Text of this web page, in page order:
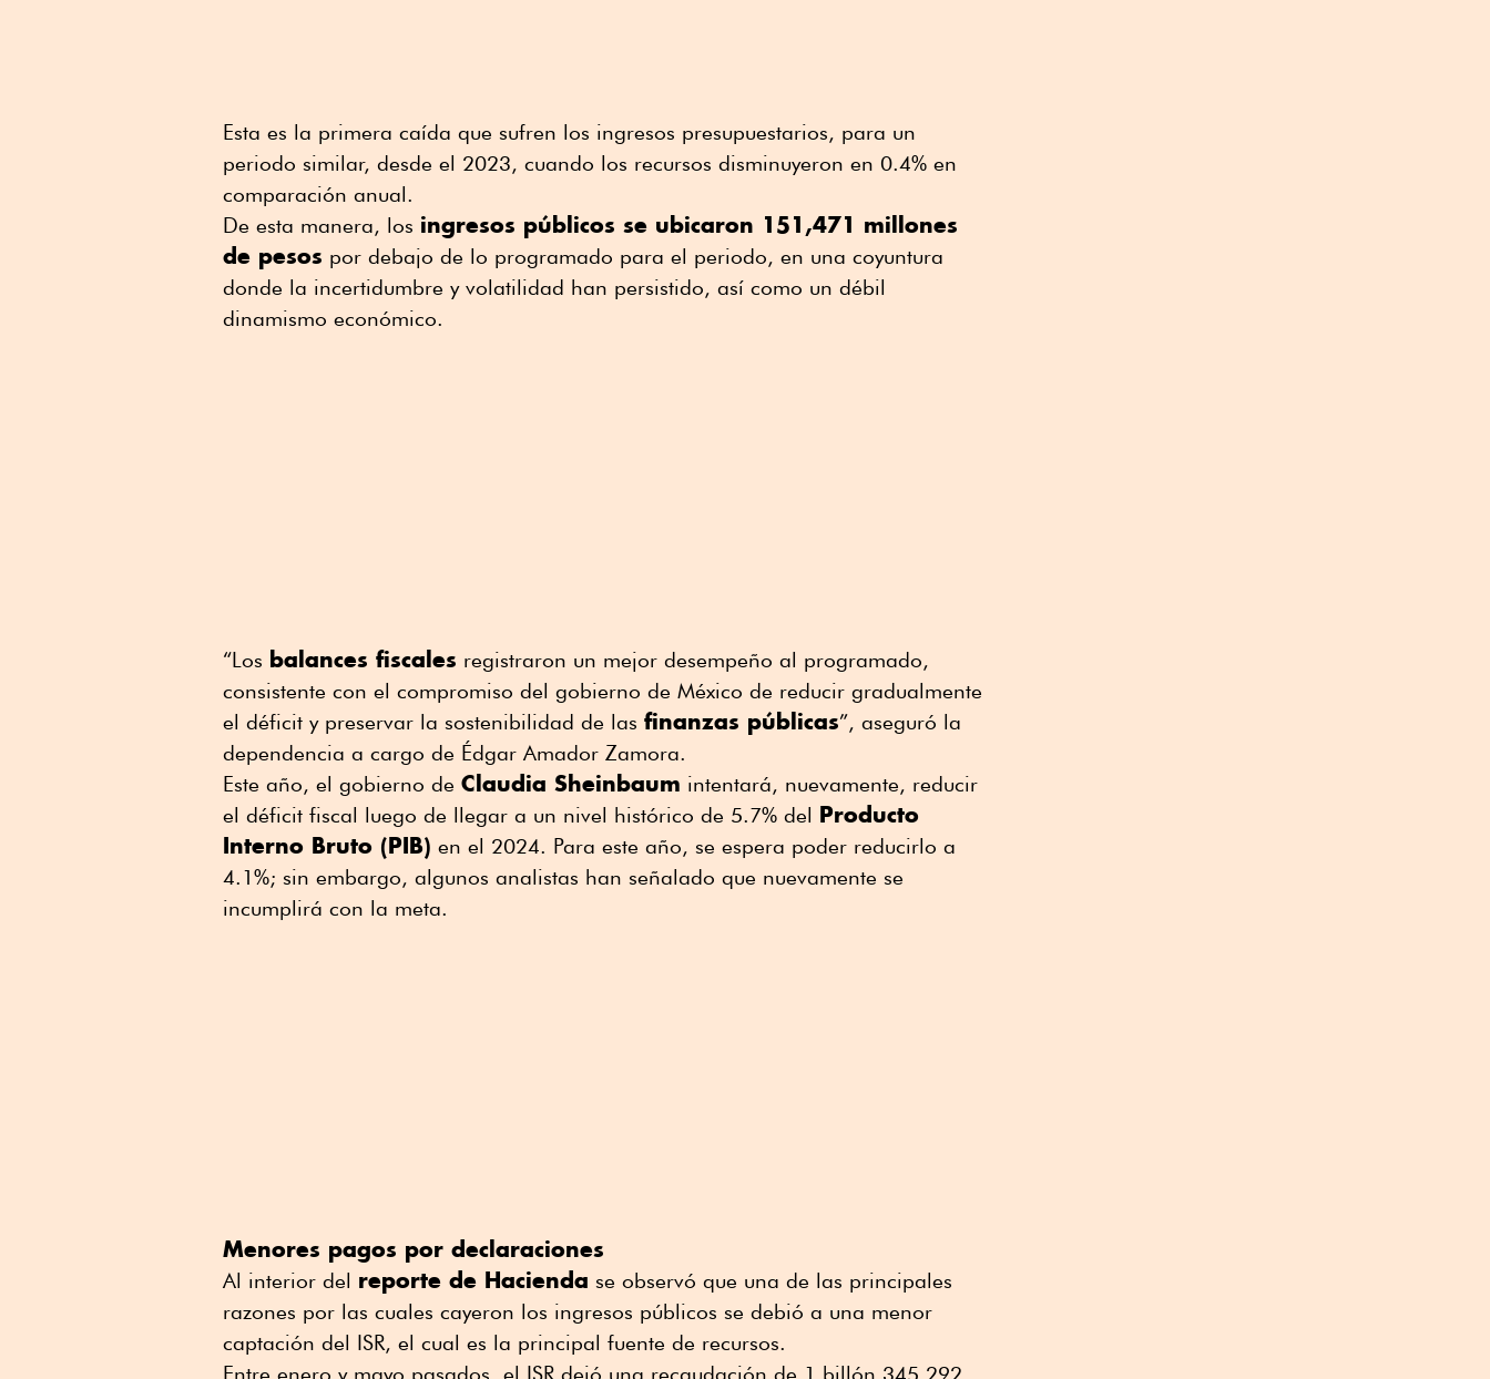
Esta es la primera caída que sufren los ingresos presupuestarios, para un
periodo similar, desde el 2023, cuando los recursos disminuyeron en 0.4% en
comparación anual.
De esta manera, los ingresos públicos se ubicaron 151,471 millones
de pesos por debajo de lo programado para el periodo, en una coyuntura
donde la incertidumbre y volatilidad han persistido, así como un débil
dinamismo económico.
“Los balances fiscales registraron un mejor desempeño al programado,
consistente con el compromiso del gobierno de México de reducir gradualmente
el déficit y preservar la sostenibilidad de las finanzas públicas”, aseguró la
dependencia a cargo de Édgar Amador Zamora.
Este año, el gobierno de Claudia Sheinbaum intentará, nuevamente, reducir
el déficit fiscal luego de llegar a un nivel histórico de 5.7% del Producto
Interno Bruto (PIB) en el 2024. Para este año, se espera poder reducirlo a
4.1%; sin embargo, algunos analistas han señalado que nuevamente se
incumplirá con la meta.
Menores pagos por declaraciones
Al interior del reporte de Hacienda se observó que una de las principales
razones por las cuales cayeron los ingresos públicos se debió a una menor
captación del ISR, el cual es la principal fuente de recursos.
Entre enero y mayo pasados, el ISR dejó una recaudación de 1 billón 345,292